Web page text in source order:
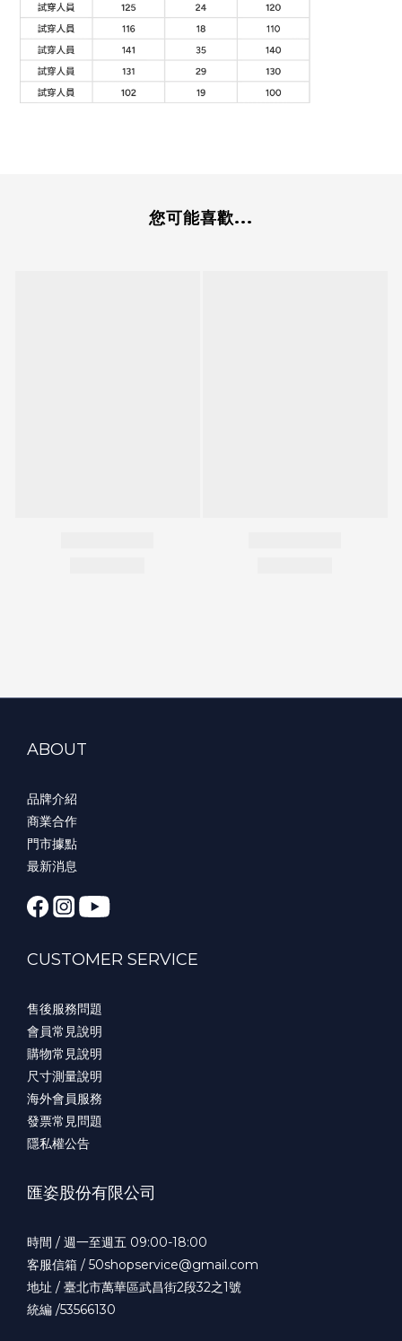
您可能喜歡...
ABOUT
品牌介紹
商業合作
門市據點
最新消息
CUSTOMER SERVICE
售後服務問題
會員常見說明
購物常見說明
尺寸測量說明
海外會員服務
發票常見問題
隱私權公告
匯姿股份有限公司
時間 / 週一至週五 09:00-18:00
客服信箱 / 50shopservice@gmail.com
地址 / 臺北市萬華區武昌街2段32之1號
統編 /53566130